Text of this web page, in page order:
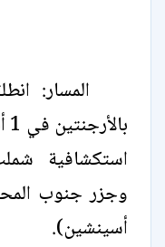
المسار:
استكشافية
وجزر جنوب
أسينشين).